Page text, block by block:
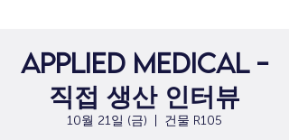
Applied Medical -
직접 생산 인터뷰
10월 21일 (금) 건물 R105